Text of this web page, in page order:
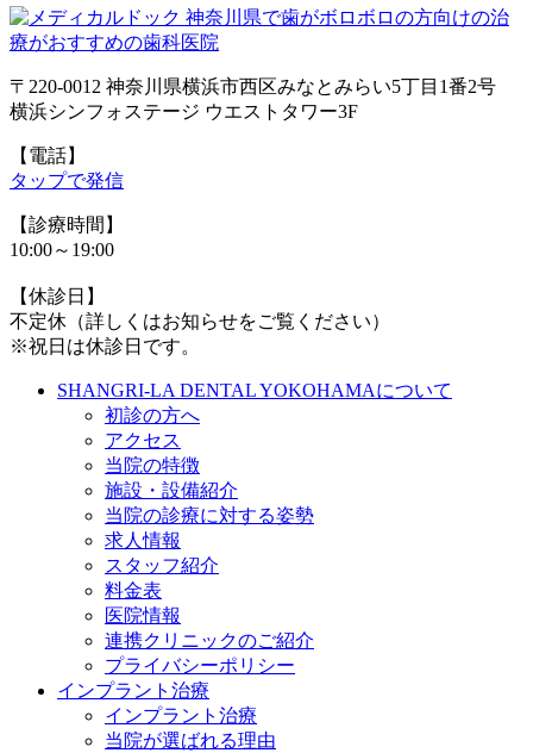
〒220-0012 神奈川県横浜市西区みなとみらい5丁目1番2号
横浜シンフォステージ ウエストタワー3F
【電話】
タップで発信
【診療時間】
10:00～19:00
【休診日】
不定休（詳しくはお知らせをご覧ください）
※祝日は休診日です。
SHANGRI-LA DENTAL YOKOHAMAについて
初診の方へ
アクセス
当院の特徴
施設・設備紹介
当院の診療に対する姿勢
求人情報
スタッフ紹介
料金表
医院情報
連携クリニックのご紹介
プライバシーポリシー
インプラント治療
インプラント治療
当院が選ばれる理由